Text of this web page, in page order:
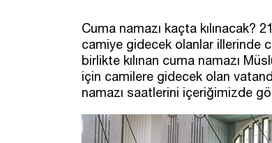
Cuma namazı kaçta kılınacak?
camiye gidecek olanlar illerinde
birlikte kılınan cuma namazı
için camilere gidecek olan
namazı saatlerini içeriğimizde